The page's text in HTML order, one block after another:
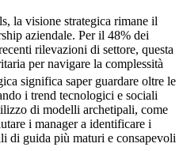
la visione strategica rimane il
aziendale. Per il 48% dei
rilevazioni di settore, questa
per navigare la complessità
significa saper guardare oltre le
i trend tecnologici e sociali
di modelli archetipali, come
i manager a identificare i
di guida più maturi e consapevoli